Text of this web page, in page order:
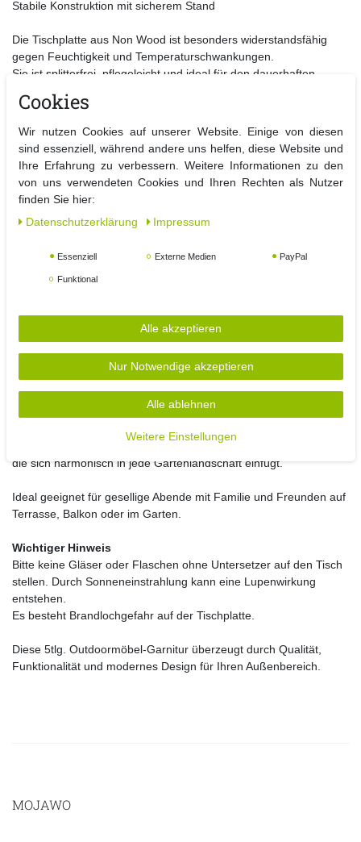
Stabile Konstruktion mit sicherem Stand
Die Tischplatte aus Non Wood ist besonders widerstandsfähig
gegen Feuchtigkeit und Temperaturschwankungen.
Sie ist splitterfrei, pflegeleicht und ideal für den dauerhaften
Einsatz im Außenbereich geeignet.
Klappstühle Hochlehner Details
4x 7 Positionen verstellbar für optimalen Sitzkomfort
Gestell aus Aluminium in Anthrazit
Bezug aus 2:1 Textilen in Anthrazit
Schnelltrocknend, atmungsaktiv und strapazierfähig
Sitzhöhe: 44 cm
Armlehnenhöhe: 64 cm
Platzsparend klappbar
verstellbare Rückenlehne flexible Sitz- und Liegepositionen.
Das hochwertige Textilen-Gewebe passt sich angenehm dem
Körper an und sorgt auch ohne zusätzliche Sitzpolster für hohen
Komfort.
Das Material ist wetterbeständig, reißfest und schnelltrocknend.
Die Kombination aus anthrazitfarbenem Aluminium und schwarzer
Tischplatte verleiht der Sitzgruppe eine moderne, elegante Optik,
die sich harmonisch in jede Gartenlandschaft einfügt.
Ideal geeignet für gesellige Abende mit Familie und Freunden auf
Terrasse, Balkon oder im Garten.
Wichtiger Hinweis
Bitte keine Gläser oder Flaschen ohne Untersetzer auf den Tisch
stellen. Durch Sonneneinstrahlung kann eine Lupenwirkung
entstehen.
Es besteht Brandlochgefahr auf der Tischplatte.
Diese 5tlg. Outdoormöbel-Garnitur überzeugt durch Qualität,
Funktionalität und modernes Design für Ihren Außenbereich.
MOJAWO
Cookies
Wir nutzen Cookies auf unserer Website. Einige von diesen
sind essenziell, während andere uns helfen, diese Website und
Ihre Erfahrung zu verbessern. Weitere Informationen zu den
von uns verwendeten Cookies und Ihren Rechten als Nutzer
finden Sie hier:
Daten­schutz­erklärung
Impressum
Essenziell Externe Medien PayPal
Funktional
Alle akzeptieren
Nur Notwendige akzeptieren
Alle ablehnen
Weitere Einstellungen